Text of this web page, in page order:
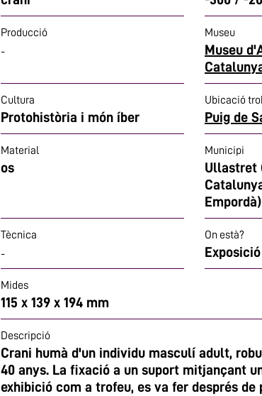
Producció
-
Museu
Museu
Cultura
Protohistòria i món íber
Ubicació
Puig de
Material
os
Municipi
Ullastret
Empordà)
Tècnica
-
On està?
Mides
115 x 139 x 194 mm
Descripció
Crani humà d'un individu masculí adult,
40 anys. La fixació a un suport mitjançant
exhibició com a trofeu, es va fer després de